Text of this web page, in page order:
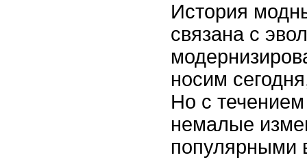
История
связана с
носим
Но с
немалые
популярными